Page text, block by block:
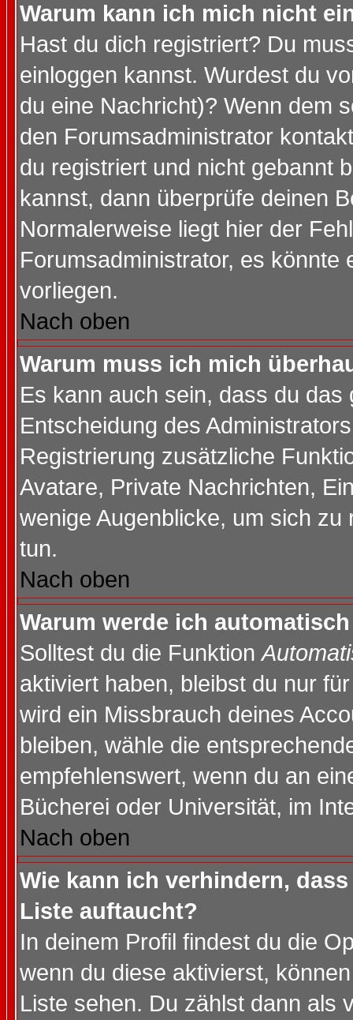
Warum kann ich mich nicht
Hast du dich registriert? Du
einloggen kannst. Wurdest du
du eine Nachricht)? Wenn dem
den Forumsadministrator
du registriert und nicht gebannt
kannst, dann überprüfe deinen
Normalerweise liegt hier der
Forumsadministrator, es könnte
vorliegen.
Nach oben
Warum muss ich mich
Es kann auch sein, dass du
Entscheidung des
Registrierung zusätzliche
Avatare, Private Nachrichten,
wenige Augenblicke, um sich
tun.
Nach oben
Warum werde ich
Solltest du die Funktion
aktiviert haben, bleibst du nur
wird ein Missbrauch deines
bleiben, wähle die
empfehlenswert, wenn du an
Bücherei oder Universität, im
Nach oben
Wie kann ich verhindern,
Liste auftaucht?
In deinem Profil findest du die
wenn du diese aktivierst,
Liste sehen. Du zählst dann als